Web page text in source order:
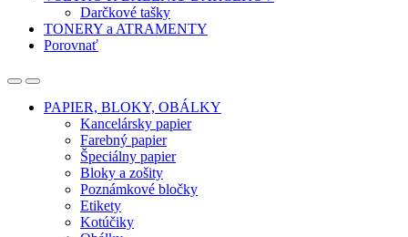
Darčkové tašky
TONERY a ATRAMENTY
Porovnať
OpenClose
PAPIER, BLOKY, OBÁLKY
Kancelársky papier
Farebný papier
Špeciálny papier
Bloky a zošity
Poznámkové bločky
Etikety
Kotúčiky